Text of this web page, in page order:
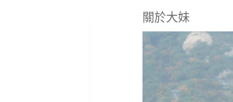
關於大妹